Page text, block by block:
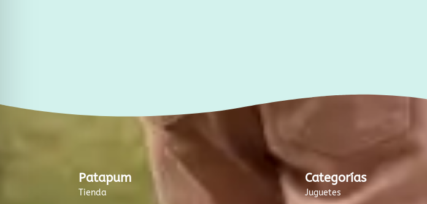
Patapum
Tienda
Categorías
Juguetes